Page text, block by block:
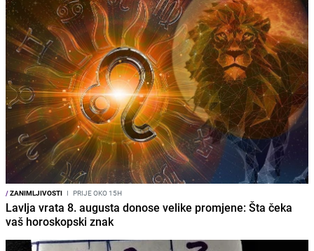
/ZANIMLJIVOSTI I PRIJE OKO 15H
Lavlja vrata 8. augusta donose velike promjene: Šta čeka
vaš horoskopski znak